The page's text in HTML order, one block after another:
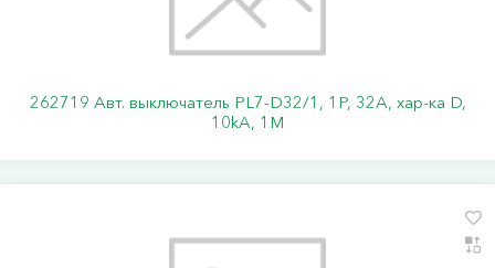
262719 Авт. выключатель PL7-D32/1, 1P, 32A, хар-ка D,
10kA, 1M